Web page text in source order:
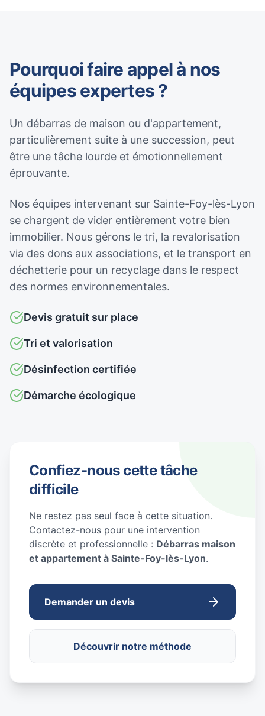
Pourquoi faire appel à nos
équipes expertes ?
Un débarras de maison ou d'appartement,
particulièrement suite à une succession, peut
être une tâche lourde et émotionnellement
éprouvante.
Nos équipes intervenant sur Sainte-Foy-lès-Lyon
se chargent de vider entièrement votre bien
immobilier. Nous gérons le tri, la revalorisation
via des dons aux associations, et le transport en
déchetterie pour un recyclage dans le respect
des normes environnementales.
Devis gratuit sur place
Tri et valorisation
Désinfection certifiée
Démarche écologique
Confiez-nous cette tâche
difficile
Ne restez pas seul face à cette situation.
Contactez-nous pour une intervention
discrète et professionnelle : Débarras maison
et appartement à Sainte-Foy-lès-Lyon.
Demander un devis
Découvrir notre méthode